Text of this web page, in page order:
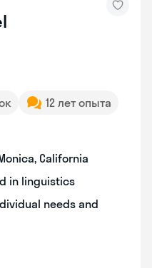
12 лет опыта
California
in linguistics
needs and